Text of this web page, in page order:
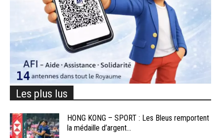
Les plus lus
HONG KONG – SPORT : Les Bleus remportent
la médaille d’argent...